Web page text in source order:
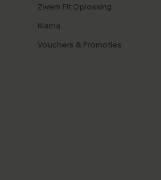
Zwem Fit Oplossing
Klarna
Vouchers & Promoties